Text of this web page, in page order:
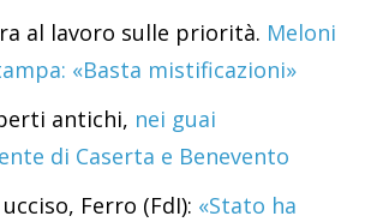
al lavoro sulle priorità. Meloni
«Basta mistificazioni»
antichi, nei guai
di Caserta e Benevento
Ferro (FdI): «Stato ha